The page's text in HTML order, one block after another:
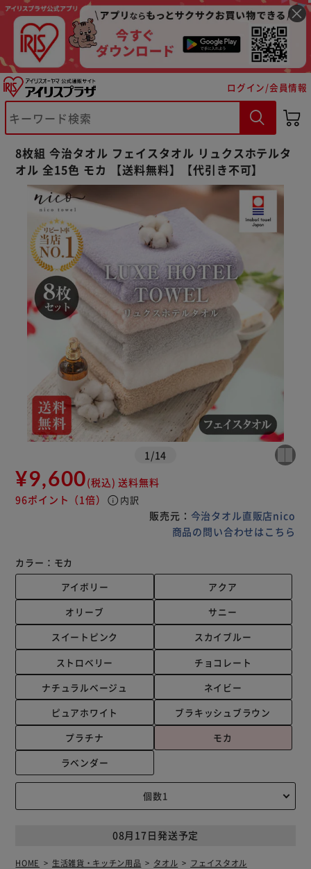
ログイン/会員情報
8枚組 今治タオル フェイスタオル リュクスホテルタ
オル 全15色 モカ 【送料無料】【代引き不可】
1 /14
¥9,600(税込) 送料無料
96ポイント （1倍） info 内訳
販売元： 今治タオル直販店nico
商品の問い合わせはこちら
カラー： モカ
アイボリー
アクア
オリーブ
サニー
スイートピンク
スカイブルー
ストロベリー
チョコレート
ナチュラルベージュ
ネイビー
ピュアホワイト
ブラキッシュブラウン
プラチナ
モカ
ラベンダー
08月17日発送予定
HOME 生活雑貨・キッチン用品 タオル フェイスタオル
※ご確認ください
カートに入れる 購入手続きへ